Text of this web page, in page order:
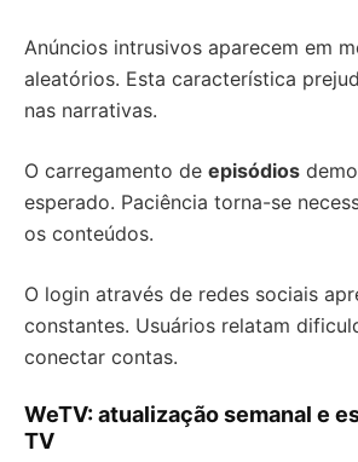
Anúncios intrusivos aparecem em
aleatórios. Esta característica
nas narrativas.
O carregamento de episódios
esperado. Paciência torna-se
os conteúdos.
O login através de redes sociais
constantes. Usuários relatam
conectar contas.
WeTV: atualização semanal e
TV